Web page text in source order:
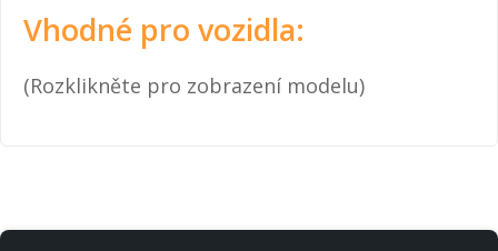
Vhodné pro vozidla:
(Rozklikněte pro zobrazení modelu)